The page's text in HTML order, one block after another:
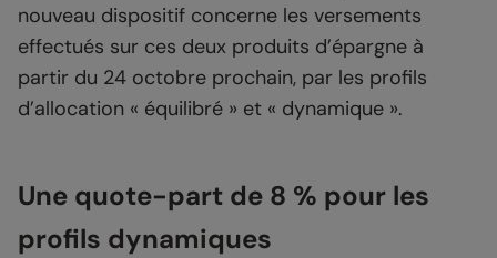
nouveau dispositif concerne les versements
effectués sur ces deux produits d’épargne à
partir du 24 octobre prochain, par les profils
d’allocation « équilibré » et « dynamique ».
Une quote-part de 8 % pour les
profils dynamiques